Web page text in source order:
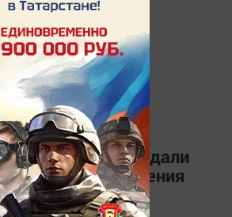
гостям Казани дали
на время проведения